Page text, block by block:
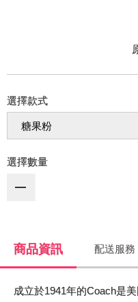
選擇款式
選擇數量
商品資訊 配送服務
成立於1941年的Coach是